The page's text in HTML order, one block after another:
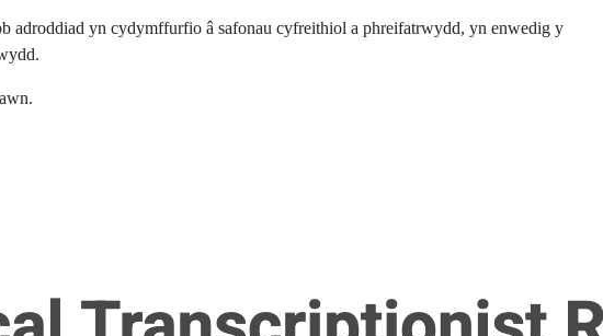
adroddiad yn cydymffurfio â safonau cyfreithiol a phreifatrwydd, yn enwedig y